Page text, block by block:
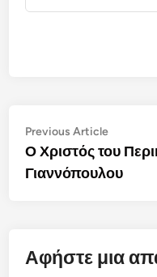
Πλοήγηση
άρθρων
Previous ArticlePrevious
article:
Ο Χριστός του
Γιαννόπουλου
Αφήστε μια